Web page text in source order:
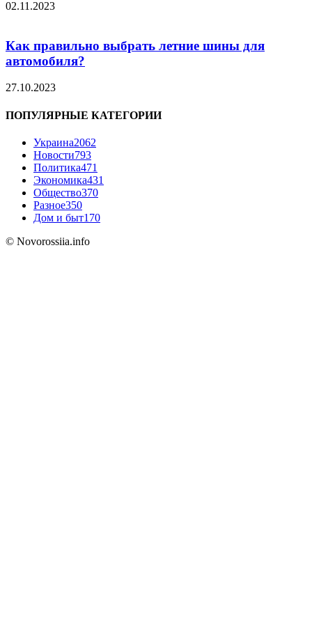
02.11.2023
Как правильно выбрать летние шины для
автомобиля?
27.10.2023
ПОПУЛЯРНЫЕ КАТЕГОРИИ
Украина2062
Новости793
Политика471
Экономика431
Общество370
Разное350
Дом и быт170
© Novorossiia.info